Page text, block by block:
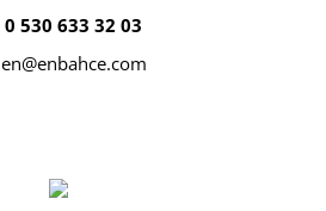
0 530 633 32 03
en@enbahce.com